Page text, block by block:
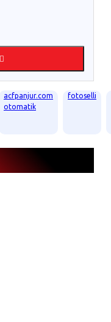
acfpanjur.com
otomatik
fotoselli